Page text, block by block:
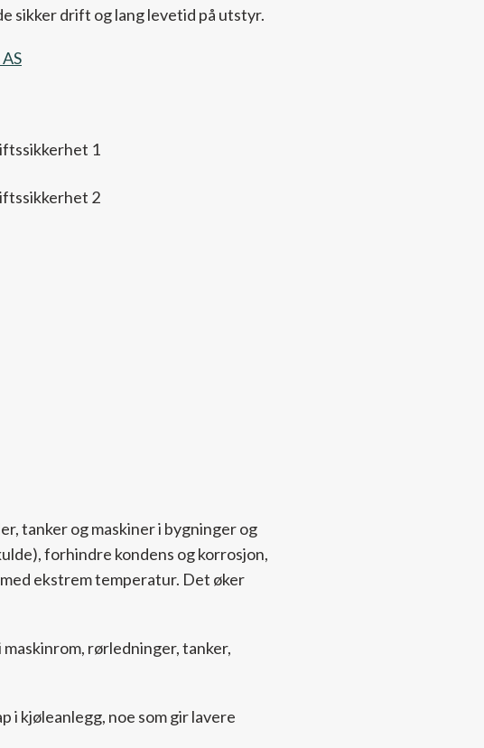
sikker drift og lang levetid på utstyr.
tanker og maskiner i bygninger og
forhindre kondens og korrosjon,
ekstrem temperatur. Det øker
rørledninger, tanker,
i kjøleanlegg, noe som gir lavere